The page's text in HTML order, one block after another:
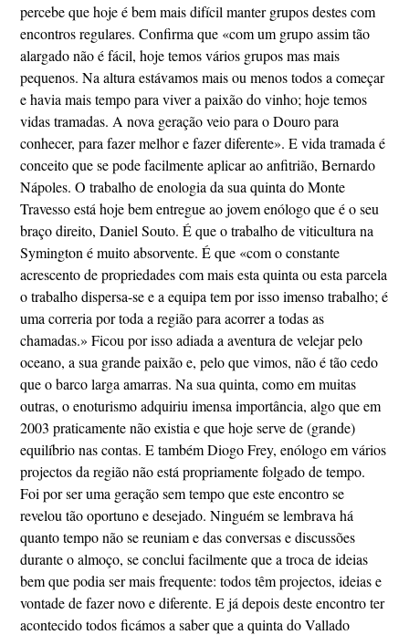
percebe que hoje é bem mais difícil manter grupos destes com
encontros regulares. Confirma que «com um grupo assim tão
alargado não é fácil, hoje temos vários grupos mas mais
pequenos. Na altura estávamos mais ou menos todos a começar
e havia mais tempo para viver a paixão do vinho; hoje temos
vidas tramadas. A nova geração veio para o Douro para
conhecer, para fazer melhor e fazer diferente». E vida tramada é
conceito que se pode facilmente aplicar ao anfitrião, Bernardo
Nápoles. O trabalho de enologia da sua quinta do Monte
Travesso está hoje bem entregue ao jovem enólogo que é o seu
braço direito, Daniel Souto. É que o trabalho de viticultura na
Symington é muito absorvente. É que «com o constante
acrescento de propriedades com mais esta quinta ou esta parcela
o trabalho dispersa-se e a equipa tem por isso imenso trabalho; é
uma correria por toda a região para acorrer a todas as
chamadas.» Ficou por isso adiada a aventura de velejar pelo
oceano, a sua grande paixão e, pelo que vimos, não é tão cedo
que o barco larga amarras. Na sua quinta, como em muitas
outras, o enoturismo adquiriu imensa importância, algo que em
2003 praticamente não existia e que hoje serve de (grande)
equilíbrio nas contas. E também Diogo Frey, enólogo em vários
projectos da região não está propriamente folgado de tempo.
Foi por ser uma geração sem tempo que este encontro se
revelou tão oportuno e desejado. Ninguém se lembrava há
quanto tempo não se reuniam e das conversas e discussões
durante o almoço, se conclui facilmente que a troca de ideias
bem que podia ser mais frequente: todos têm projectos, ideias e
vontade de fazer novo e diferente. E já depois deste encontro ter
acontecido todos ficámos a saber que a quinta do Vallado